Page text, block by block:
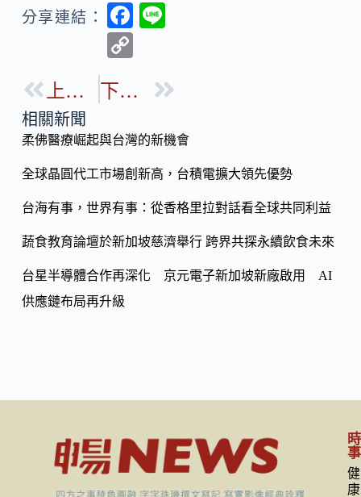
分享連結：
F
b
o
k
p
Li
n
k
上一篇 下一篇
相關新聞
柔佛醫療崛起與台灣的新機會
全球晶圓代工市場創新高，台積電擴大領先優勢
台海有事，世界有事：從香格里拉對話看全球共同利益
蔬食教育論壇於新加坡慈濟舉行 跨界共探永續飲食未來
台星半導體合作再深化 京元電子新加坡新廠啟用 AI
供應鏈布局再升級
時
事
健
康